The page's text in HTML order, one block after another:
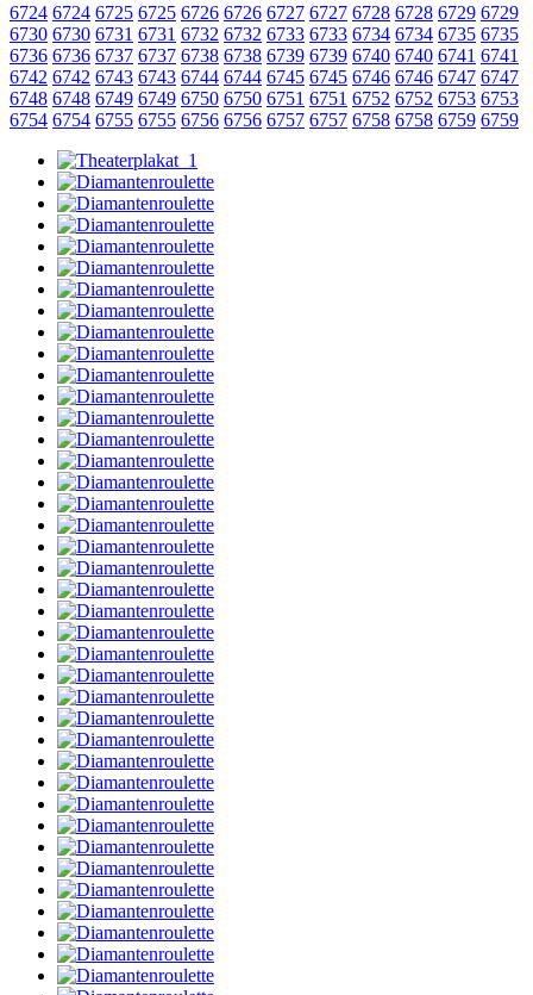
6724 6724 6725 6725 6726 6726 6727 6727 6728 6728 6729 6729
6730 6730 6731 6731 6732 6732 6733 6733 6734 6734 6735 6735
6736 6736 6737 6737 6738 6738 6739 6739 6740 6740 6741 6741
6742 6742 6743 6743 6744 6744 6745 6745 6746 6746 6747 6747
6748 6748 6749 6749 6750 6750 6751 6751 6752 6752 6753 6753
6754 6754 6755 6755 6756 6756 6757 6757 6758 6758 6759 6759